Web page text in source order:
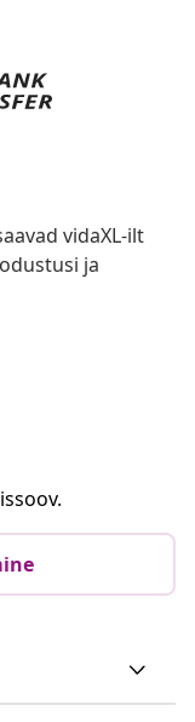
vidaXL-ilt
ja